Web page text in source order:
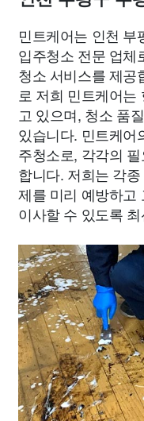
민트케어는 인천 부
입주청소 전문 업체
청소 서비스를 제공
로 저희 민트케어
고 있으며, 청소 품
있습니다. 민트케어
주청소로, 각각의
합니다. 저희는 각
제를 미리 예방하고
이사할 수 있도록